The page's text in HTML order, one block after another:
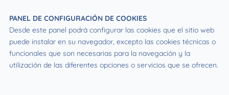
PANEL DE CONFIGURACIÓN DE COOKIES
Desde este panel podrá configurar las cookies que el sitio web
puede instalar en su navegador, excepto las cookies técnicas o
funcionales que son necesarias para la navegación y la
utilización de las diferentes opciones o servicios que se ofrecen.